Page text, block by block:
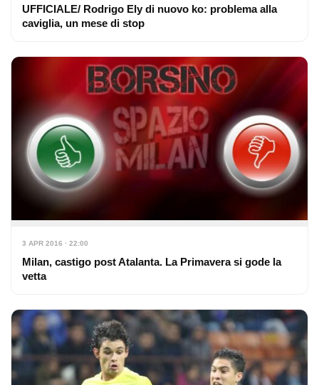
UFFICIALE/ Rodrigo Ely di nuovo ko: problema alla
caviglia, un mese di stop
3 APR 2016 · 22:00
Milan, castigo post Atalanta. La Primavera si gode la
vetta